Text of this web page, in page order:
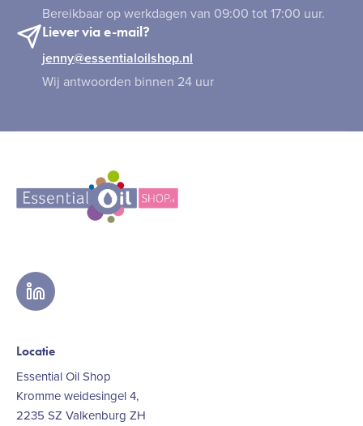
Bereikbaar op werkdagen van 09:00 tot 17:00 uur.
Liever via e-mail?
jenny@essentialoilshop.nl
Wij antwoorden binnen 24 uur
linkedin
Locatie
Essential Oil Shop
Kromme weidesingel 4,
2235 SZ Valkenburg ZH